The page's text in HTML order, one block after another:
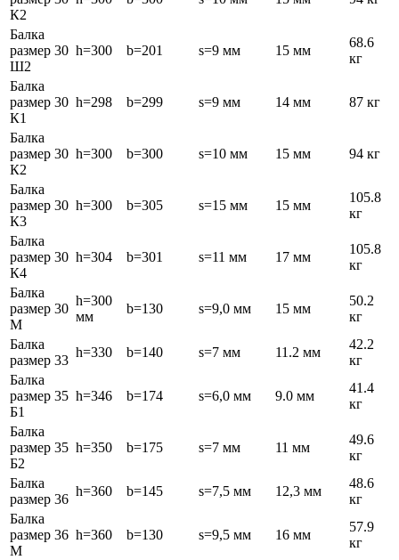
К2
Балка
размер 30
Ш2
h=300 b=201 s=9 мм 15 мм
68.6
кг
Балка
размер 30
К1
h=298 b=299 s=9 мм 14 мм 87 кг
Балка
размер 30
К2
h=300 b=300 s=10 мм 15 мм 94 кг
Балка
размер 30
К3
h=300 b=305 s=15 мм 15 мм
105.8
кг
Балка
размер 30
К4
h=304 b=301 s=11 мм 17 мм
105.8
кг
Балка
размер 30
М
h=300
мм
b=130 s=9,0 мм 15 мм
50.2
кг
Балка
размер 33
h=330 b=140 s=7 мм 11.2 мм
42.2
кг
Балка
размер 35
Б1
h=346 b=174 s=6,0 мм 9.0 мм
41.4
кг
Балка
размер 35
Б2
h=350 b=175 s=7 мм 11 мм
49.6
кг
Балка
размер 36
h=360 b=145 s=7,5 мм 12,3 мм
48.6
кг
Балка
размер 36
М
h=360 b=130 s=9,5 мм 16 мм
57.9
кг